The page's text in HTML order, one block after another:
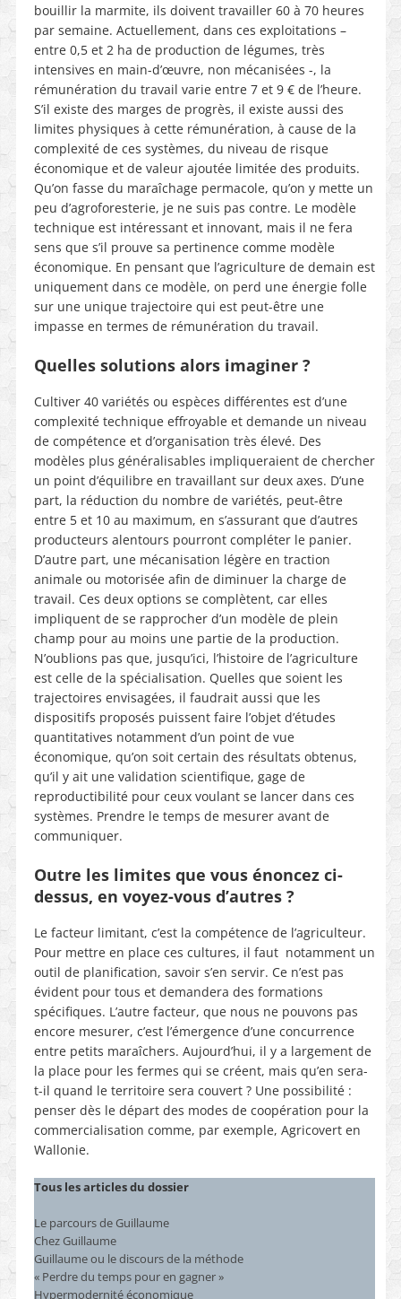
bouillir la marmite, ils doivent travailler 60 à 70 heures
par semaine. Actuellement, dans ces exploitations –
entre 0,5 et 2 ha de production de légumes, très
intensives en main-d’œuvre, non mécanisées -, la
rémunération du travail varie entre 7 et 9 € de l’heure.
S’il existe des marges de progrès, il existe aussi des
limites physiques à cette rémunération, à cause de la
complexité de ces systèmes, du niveau de risque
économique et de valeur ajoutée limitée des produits.
Qu’on fasse du maraîchage permacole, qu’on y mette un
peu d’agroforesterie, je ne suis pas contre. Le modèle
technique est intéressant et innovant, mais il ne fera
sens que s’il prouve sa pertinence comme modèle
économique. En pensant que l’agriculture de demain est
uniquement dans ce modèle, on perd une énergie folle
sur une unique trajectoire qui est peut-être une
impasse en termes de rémunération du travail.
Quelles solutions alors imaginer ?
Cultiver 40 variétés ou espèces différentes est d’une
complexité technique effroyable et demande un niveau
de compétence et d’organisation très élevé. Des
modèles plus généralisables impliqueraient de chercher
un point d’équilibre en travaillant sur deux axes. D’une
part, la réduction du nombre de variétés, peut-être
entre 5 et 10 au maximum, en s’assurant que d’autres
producteurs alentours pourront compléter le panier.
D’autre part, une mécanisation légère en traction
animale ou motorisée afin de diminuer la charge de
travail. Ces deux options se complètent, car elles
impliquent de se rapprocher d’un modèle de plein
champ pour au moins une partie de la production.
N’oublions pas que, jusqu’ici, l’histoire de l’agriculture
est celle de la spécialisation. Quelles que soient les
trajectoires envisagées, il faudrait aussi que les
dispositifs proposés puissent faire l’objet d’études
quantitatives notamment d’un point de vue
économique, qu’on soit certain des résultats obtenus,
qu’il y ait une validation scientifique, gage de
reproductibilité pour ceux voulant se lancer dans ces
systèmes. Prendre le temps de mesurer avant de
communiquer.
Outre les limites que vous énoncez ci-
dessus, en voyez-vous d’autres ?
Le facteur limitant, c’est la compétence de l’agriculteur.
Pour mettre en place ces cultures, il faut notamment un
outil de planification, savoir s’en servir. Ce n’est pas
évident pour tous et demandera des formations
spécifiques. L’autre facteur, que nous ne pouvons pas
encore mesurer, c’est l’émergence d’une concurrence
entre petits maraîchers. Aujourd’hui, il y a largement de
la place pour les fermes qui se créent, mais qu’en sera-
t-il quand le territoire sera couvert ? Une possibilité :
penser dès le départ des modes de coopération pour la
commercialisation comme, par exemple, Agricovert en
Wallonie.
Tous les articles du dossier
Le parcours de Guillaume
Chez Guillaume
Guillaume ou le discours de la méthode
« Perdre du temps pour en gagner »
Hypermodernité économique